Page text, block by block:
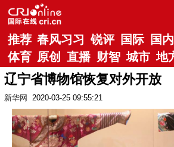
推荐 春风习习 锐评 国际 国内
体育 原创 直播 财智 城市 地
辽宁省博物馆恢复对外开放
新华网 2020-03-25 09:55:21